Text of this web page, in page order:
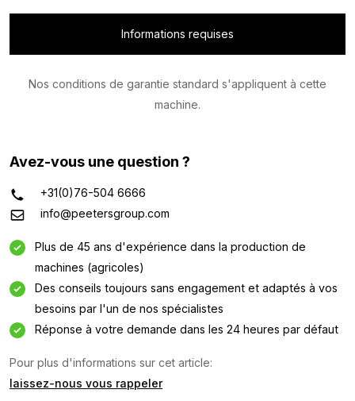
Informations requises
Nos conditions de garantie standard s'appliquent à cette
machine.
Avez-vous une question ?
+31(0)76-504 6666
info@peetersgroup.com
Plus de 45 ans d'expérience dans la production de
machines (agricoles)
Des conseils toujours sans engagement et adaptés à vos
besoins par l'un de nos spécialistes
Réponse à votre demande dans les 24 heures par défaut
Pour plus d'informations sur cet article:
laissez-nous vous rappeler
Demande d'information